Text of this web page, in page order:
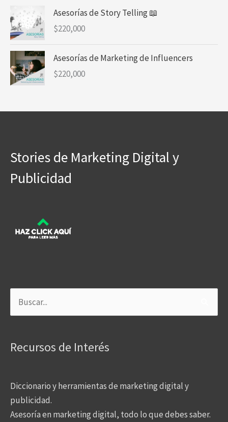
Asesorías de Story Telling 📖
$220,000
Asesorías de Marketing de Influencers
$220,000
Stories de Marketing Digital y
Publicidad
Recursos de Interés
Diccionario y herramientas de marketing digital y
publicidad.
Asesoría en marketing digital, todo lo que debes saber.